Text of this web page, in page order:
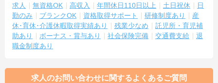
求人
無資格OK 高収入 年間休日110日以上 土日祝休
日
勤のみ
ブランクOK 資格取得サポート 研修制度あり
産
休･育休･介護休暇取得実績あり
残業少なめ
託児所・育児補
助あり
ボーナス・賞与あり 社会保険完備 交通費支給
退
職金制度あり
求人のお問い合わせに関するよくあるご質問